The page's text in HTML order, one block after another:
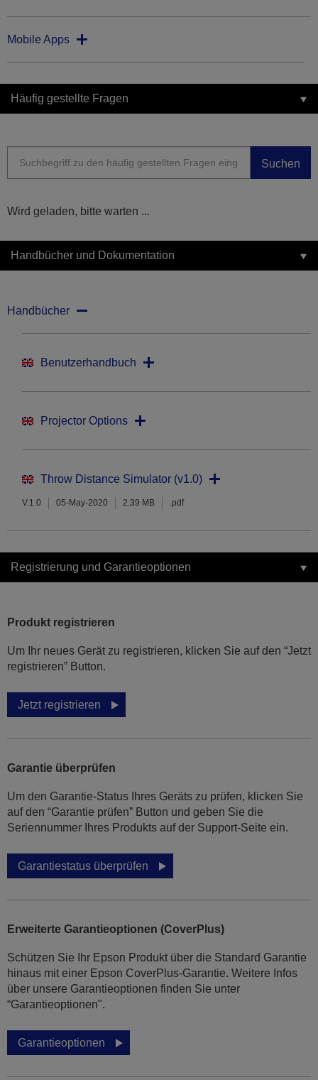
Mobile Apps
Häufig gestellte Fragen
Suchen
Wird geladen, bitte warten ...
Handbücher und Dokumentation
Handbücher
Benutzerhandbuch
Projector Options
Throw Distance Simulator (v1.0)
V.1.0 05-May-2020 2.39 MB .pdf
Registrierung und Garantieoptionen
Produkt registrieren
Um Ihr neues Gerät zu registrieren, klicken Sie auf den “Jetzt
registrieren” Button.
Jetzt registrieren
Garantie überprüfen
Um den Garantie-Status Ihres Geräts zu prüfen, klicken Sie
auf den “Garantie prüfen” Button und geben Sie die
Seriennummer Ihres Produkts auf der Support-Seite ein.
Garantiestatus überprüfen
Erweiterte Garantieoptionen (CoverPlus)
Schützen Sie Ihr Epson Produkt über die Standard Garantie
hinaus mit einer Epson CoverPlus-Garantie. Weitere Infos
über unsere Garantieoptionen finden Sie unter
“Garantieoptionen".
Garantieoptionen